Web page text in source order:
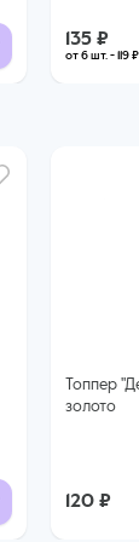
135 ₽
от 6 шт. - 119 ₽
Топпер "День знаний" №6 10*6см
золото
120 ₽